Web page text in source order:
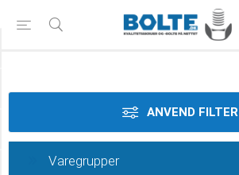
ANVEND FILTER
Overflade
Varegrupper